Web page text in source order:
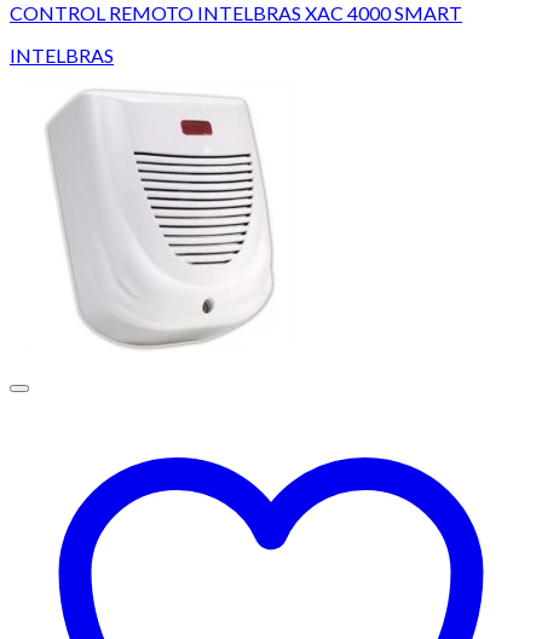
CONTROL REMOTO INTELBRAS XAC 4000 SMART
INTELBRAS